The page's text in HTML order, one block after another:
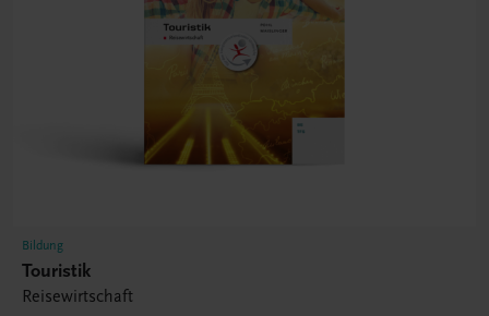
Bildung
Touristik
Reisewirtschaft